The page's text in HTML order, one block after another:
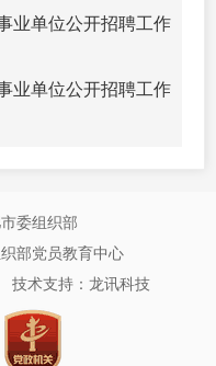
业单位公开招聘工作
业单位公开招聘工作
委组织部
部党员教育中心
技术支持： 龙讯科技